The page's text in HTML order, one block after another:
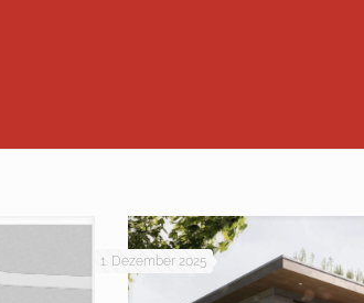
1. Dezember 2025